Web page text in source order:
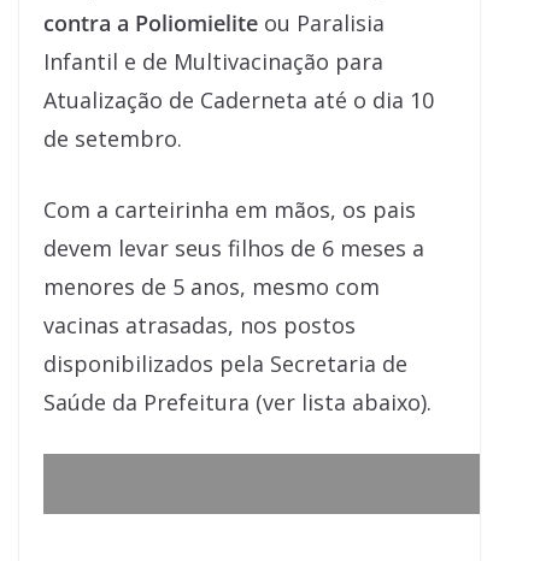
contra a Poliomielite ou Paralisia
Infantil e de Multivacinação para
Atualização de Caderneta até o dia 10
de setembro.
Com a carteirinha em mãos, os pais
devem levar seus filhos de 6 meses a
menores de 5 anos, mesmo com
vacinas atrasadas, nos postos
disponibilizados pela Secretaria de
Saúde da Prefeitura (ver lista abaixo).